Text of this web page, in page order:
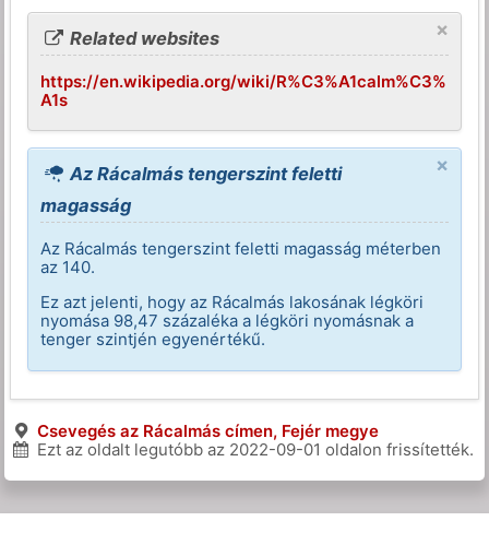
×
Related websites
https://en.wikipedia.org/wiki/R%C3%A1calm%C3%
A1s
×
Az Rácalmás tengerszint feletti
magasság
Az Rácalmás tengerszint feletti magasság méterben
az 140.
Ez azt jelenti, hogy az Rácalmás lakosának légköri
nyomása 98,47 százaléka a légköri nyomásnak a
tenger szintjén egyenértékű.
Csevegés az Rácalmás címen, Fejér megye
Ezt az oldalt legutóbb az 2022-09-01 oldalon frissítették.